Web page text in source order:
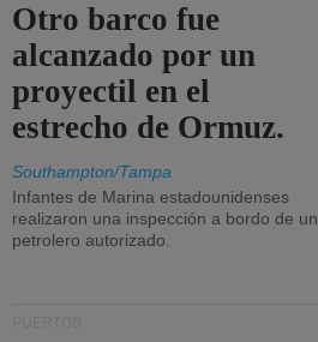
Otro barco fue
alcanzado por un
proyectil en el
estrecho de Ormuz.
Southampton/Tampa
Infantes de Marina estadounidenses
realizaron una inspección a bordo de un
petrolero autorizado.